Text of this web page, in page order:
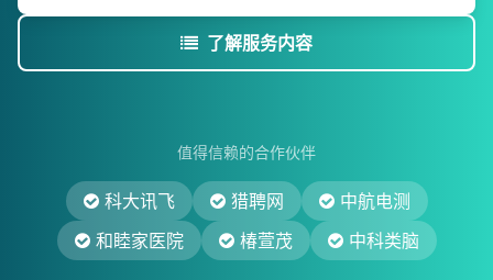
了解服务内容
值得信赖的合作伙伴
科大讯飞 猎聘网
中航电测
和睦家医院
椿萱茂 中科类脑